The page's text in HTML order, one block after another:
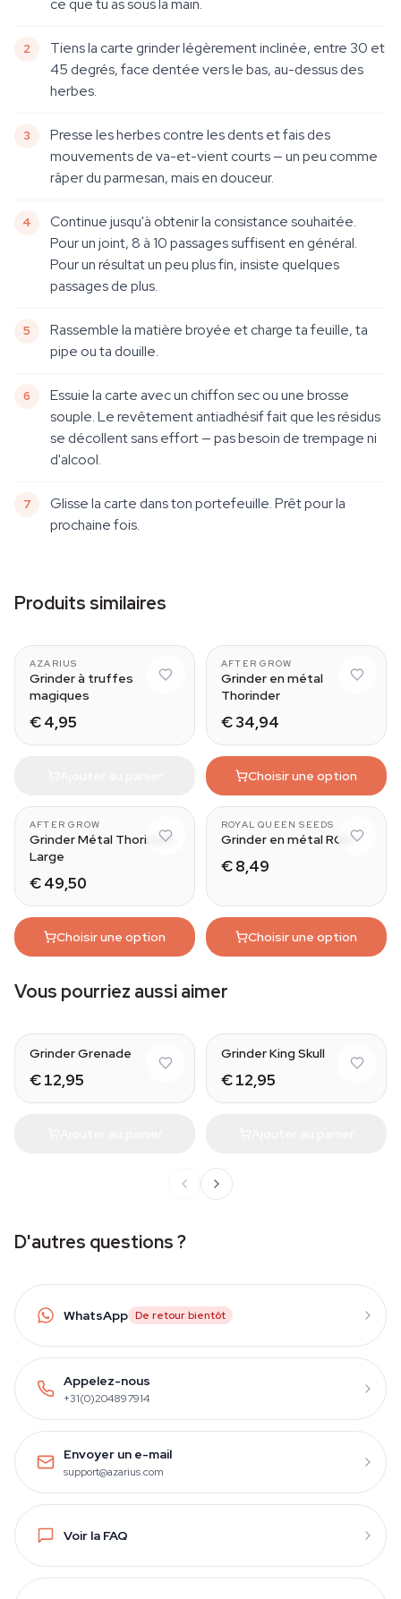
ce que tu as sous la main.
Tiens la carte grinder légèrement inclinée, entre 30 et
45 degrés, face dentée vers le bas, au-dessus des
herbes.
Presse les herbes contre les dents et fais des
mouvements de va-et-vient courts — un peu comme
râper du parmesan, mais en douceur.
Continue jusqu'à obtenir la consistance souhaitée.
Pour un joint, 8 à 10 passages suffisent en général.
Pour un résultat un peu plus fin, insiste quelques
passages de plus.
Rassemble la matière broyée et charge ta feuille, ta
pipe ou ta douille.
Essuie la carte avec un chiffon sec ou une brosse
souple. Le revêtement antiadhésif fait que les résidus
se décollent sans effort — pas besoin de trempage ni
d'alcool.
Glisse la carte dans ton portefeuille. Prêt pour la
prochaine fois.
Produits similaires
AZARIUS
Grinder à truffes
magiques
€ 4,95
AFTER GROW
Grinder en métal
Thorinder
€ 34,94
Choisir une option
AFTER GROW
Grinder Métal Thorinder
Large
€ 49,50
Choisir une option
ROYAL QUEEN SEEDS
Grinder en métal RQS
€ 8,49
Choisir une option
Vous pourriez aussi aimer
Grinder Grenade
€ 12,95
Grinder King Skull
€ 12,95
D'autres questions ?
WhatsApp De retour bientôt
Appelez-nous
+31(0)204897914
Envoyer un e-mail
support@azarius.com
Voir la FAQ